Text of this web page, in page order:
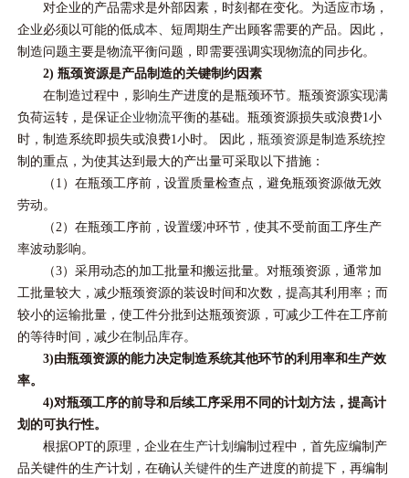
对企业的产品需求是外部因素，时刻都在变化。为适应市场，
企业必须以可能的低成本、短周期生产出顾客需要的产品。因此，
制造问题主要是物流平衡问题，即需要强调实现物流的同步化。
2) 瓶颈资源是产品制造的关键制约因素
在制造过程中，影响生产进度的是瓶颈环节。瓶颈资源实现满
负荷运转，是保证企业物流平衡的基础。瓶颈资源损失或浪费1小
时，制造系统即损失或浪费1小时。 因此，瓶颈资源是制造系统控
制的重点，为使其达到最大的产出量可采取以下措施：
（1）在瓶颈工序前，设置质量检查点，避免瓶颈资源做无效
劳动。
（2）在瓶颈工序前，设置缓冲环节，使其不受前面工序生产
率波动影响。
（3）采用动态的加工批量和搬运批量。对瓶颈资源，通常加
工批量较大，减少瓶颈资源的装设时间和次数，提高其利用率；而
较小的运输批量，使工件分批到达瓶颈资源，可减少工件在工序前
的等待时间，减少在制品库存。
3)由瓶颈资源的能力决定制造系统其他环节的利用率和生产效
率。
4)对瓶颈工序的前导和后续工序采用不同的计划方法，提高计
划的可执行性。
根据OPT的原理，企业在生产计划编制过程中，首先应编制产
品关键件的生产计划，在确认 关键件的生产进度的前提下，再编制